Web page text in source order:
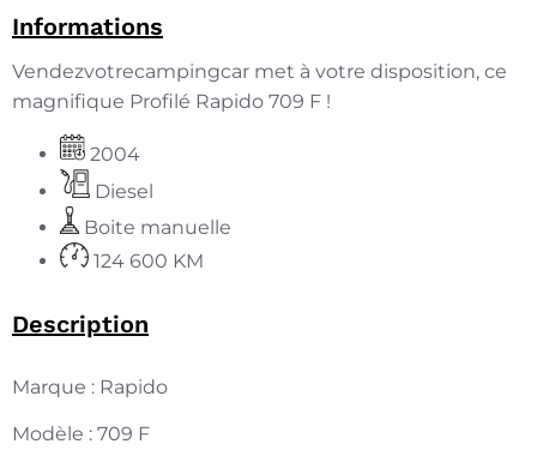
Informations
Vendezvotrecampingcar met à votre disposition, ce
magnifique Profilé Rapido 709 F !
2004
Diesel
Boite manuelle
124 600 KM
Description
Marque : Rapido
Modèle : 709 F